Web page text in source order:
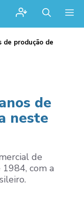
produção de
de
neste
de
com a